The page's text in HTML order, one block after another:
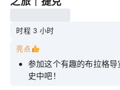
时程 3 小时
亮点
参加这个有趣的布拉格
史中吧！